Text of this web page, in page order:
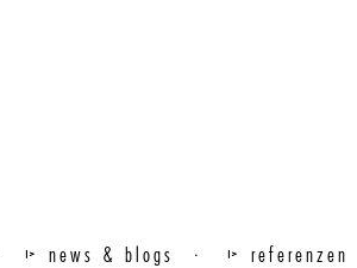
news & blogs referenzen